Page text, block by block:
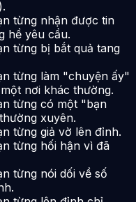
từng nhận được tin
hề yêu cầu.
từng bị bắt quả tang
từng làm "chuyện ấy"
nơi khác thường.
từng có một "bạn
xuyên.
từng giả vờ lên đỉnh.
từng hối hận vì đã
từng nói dối về số